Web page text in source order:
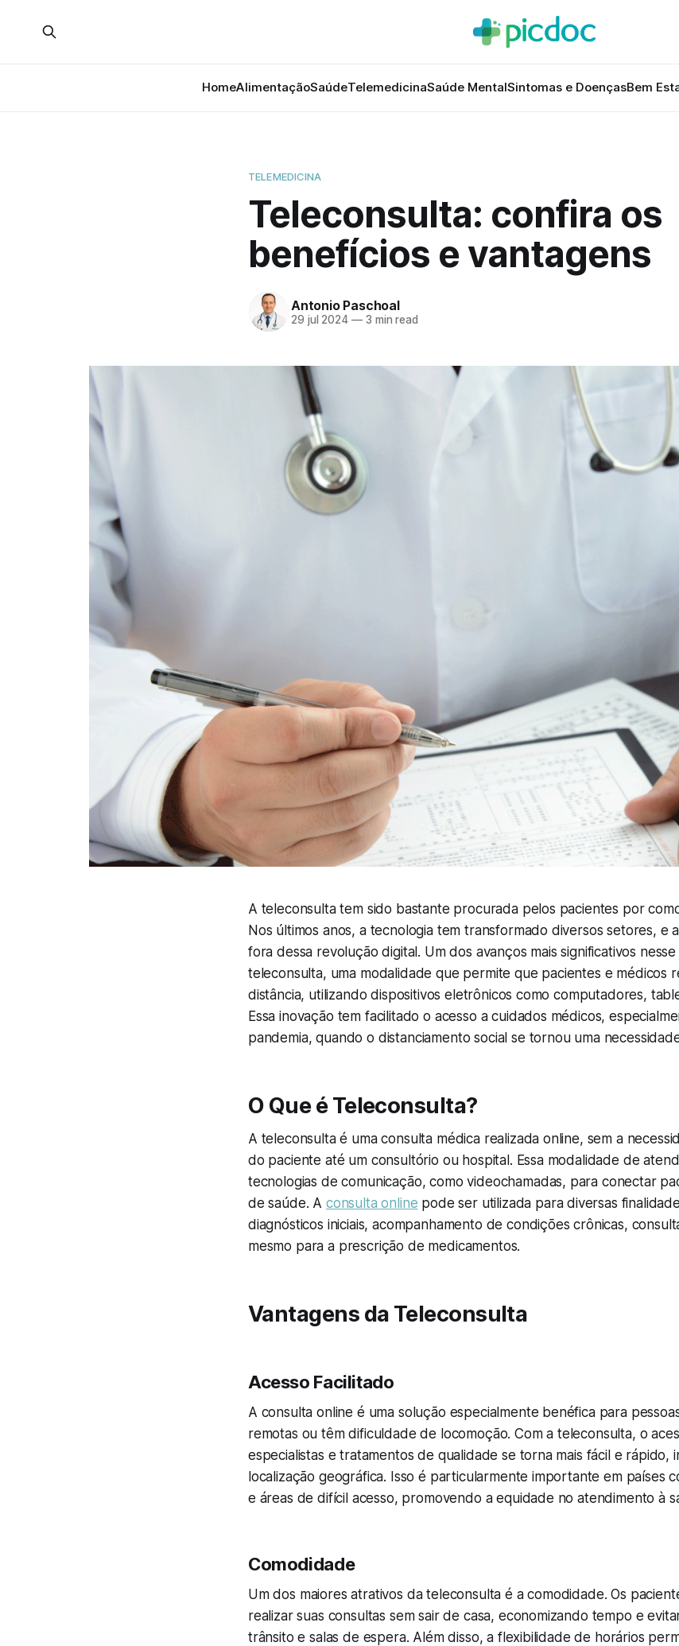
HomeAlimentaçãoSaúdeTelemedicinaSaúde MentalSintomas e DoençasBem
TELEMEDICINA
Teleconsulta: confira os
benefícios e vantagens
Antonio Paschoal
29 jul 2024 —3 min read
A teleconsulta tem sido bastante procurada pelos pacientes por
Nos últimos anos, a tecnologia tem transformado diversos setores, e
fora dessa revolução digital. Um dos avanços mais significativos
teleconsulta, uma modalidade que permite que pacientes e médicos
distância, utilizando dispositivos eletrônicos como computadores,
Essa inovação tem facilitado o acesso a cuidados médicos,
pandemia, quando o distanciamento social se tornou uma
O Que é Teleconsulta?
A teleconsulta é uma consulta médica realizada online, sem a
do paciente até um consultório ou hospital. Essa modalidade de
tecnologias de comunicação, como videochamadas, para conectar
de saúde. A consulta online pode ser utilizada para diversas
diagnósticos iniciais, acompanhamento de condições crônicas,
mesmo para a prescrição de medicamentos.
Vantagens da Teleconsulta
Acesso Facilitado
A consulta online é uma solução especialmente benéfica para
remotas ou têm dificuldade de locomoção. Com a teleconsulta, o
especialistas e tratamentos de qualidade se torna mais fácil e
localização geográfica. Isso é particularmente importante em países
e áreas de difícil acesso, promovendo a equidade no atendimento à
Comodidade
Um dos maiores atrativos da teleconsulta é a comodidade. Os
realizar suas consultas sem sair de casa, economizando tempo e
trânsito e salas de espera. Além disso, a flexibilidade de horários